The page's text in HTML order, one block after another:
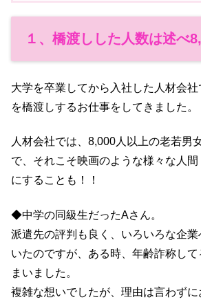
１、橋渡しした人数は述べ
大学を卒業してから入社した人材会
を橋渡しするお仕事をしてきました。
人材会社では、8,000人以上の老若男
で、それこそ映画のような様々な人間
にすることも！！
◆中学の同級生だったAさん。
派遣先の評判も良く、いろいろな企
いたのですが、 ある時、年齢詐称し
まいました。
複雑な想いでしたが、理由は言わずに